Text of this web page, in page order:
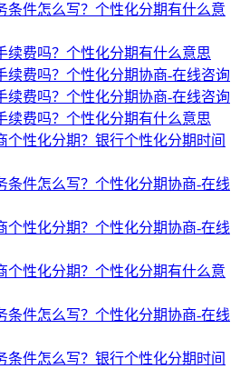
条件怎么写？个性化分期有什么意
续费吗？个性化分期有什么意思
续费吗？个性化分期协商-在线咨询
续费吗？个性化分期协商-在线咨询
续费吗？个性化分期有什么意思
个性化分期？银行个性化分期时间
条件怎么写？个性化分期协商-在线
个性化分期？个性化分期协商-在线
个性化分期？个性化分期有什么意
条件怎么写？个性化分期协商-在线
条件怎么写？银行个性化分期时间